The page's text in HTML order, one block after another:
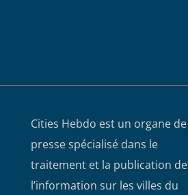
Cities Hebdo est un organe de
presse spécialisé dans le
traitement et la publication de
l’information sur les villes du